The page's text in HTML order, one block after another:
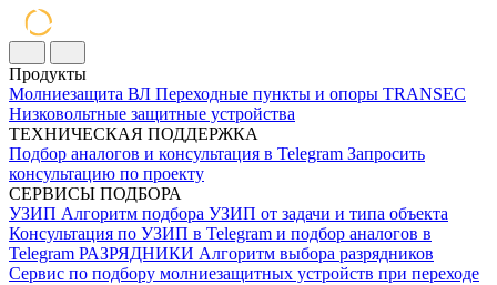
Продукты
Молниезащита ВЛ Переходные пункты и опоры TRANSEC
Низковольтные защитные устройства
ТЕХНИЧЕСКАЯ ПОДДЕРЖКА
Подбор аналогов и консультация в Telegram Запросить
консультацию по проекту
СЕРВИСЫ ПОДБОРА
УЗИП Алгоритм подбора УЗИП от задачи и типа объекта
Консультация по УЗИП в Telegram и подбор аналогов в
Telegram РАЗРЯДНИКИ Алгоритм выбора разрядников
Сервис по подбору молниезащитных устройств при переходе